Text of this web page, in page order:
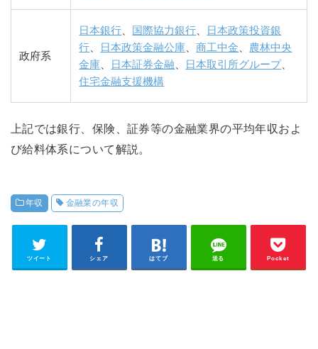
政府系
日本銀行、 国際協力銀行、
日本政策投資銀
行、 日本政策金融公庫、商工中金、 農林中央
金庫、 日本証券金融、 日本取引所グループ、
住宅金融支援機構
上記では銀行、保険、証券等の金融業界の平均年収およ
び給料体系について解説。
年収 金融業の年収
ツイート シェア はてブ 送る Pocket